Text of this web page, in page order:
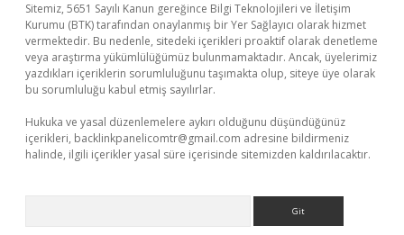
Sitemiz, 5651 Sayılı Kanun gereğince Bilgi Teknolojileri ve İletişim
Kurumu (BTK) tarafından onaylanmış bir Yer Sağlayıcı olarak hizmet
vermektedir. Bu nedenle, sitedeki içerikleri proaktif olarak denetleme
veya araştırma yükümlülüğümüz bulunmamaktadır. Ancak, üyelerimiz
yazdıkları içeriklerin sorumluluğunu taşımakta olup, siteye üye olarak
bu sorumluluğu kabul etmiş sayılırlar.
Hukuka ve yasal düzenlemelere aykırı olduğunu düşündüğünüz
içerikleri, backlinkpanelicomtr@gmail.com adresine bildirmeniz
halinde, ilgili içerikler yasal süre içerisinde sitemizden kaldırılacaktır.